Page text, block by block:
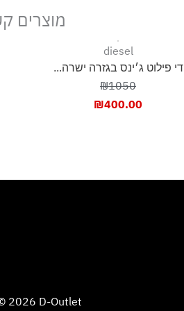
מוצרים
diesel
די פילוט ג׳ינס בגזרה ישרה...
₪1050
₪400.00
2026 D-Outlet